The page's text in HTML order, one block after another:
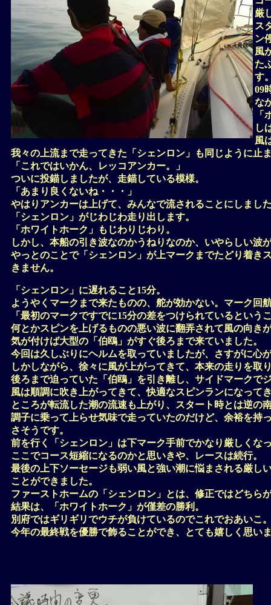
厳
ス
ン
風
た
す
09
な
「
し
風
我々の上流まで走ってきた「シェンロン」も同じように止
「これではいかん、レッコアンカー。」
ついに投錨しましたが、走錨している模様。
「あまり良くないね・・・」
やはりアンカーは上げて、みんなで流されることにしまし
「シェンロン」がじわじわ走り出します。
「ホワイトホーク」もじわりじわり。
しかし、本船の引き波なのかうねりなのか、いやらしい
やっとのことで「シェンロン」が上マークまでたどり着き
きません。
「シェンロン」に遅れること15分。
ようやくマークまで来たものの、舵が効かない。マーク回
「最初のマークですでに15分の差をつけられているという
何とかスピンを上げるものの悪い波に翻弄されて風の向き
気が付けば大型の「伯鴎」がすぐ後ろまで来ていました。
今回は久しぶりにヘルムを取っていましたが、さすがに心
しかしながら、徐々に風が上がってきて、本来の走りを取
後ろまで迫っていた「伯鴎」を引き離し、サイドマークで
風は順調に吹き上がってきて、快適なスピンランになって
ところが転流した潮の流速も上がり、スタート時とは逆の
調子に乗って上らせ気味で走っていたのだけど、余裕を持
さそうです。
前を行く「シェンロン」は下マーク手前でかなり厳しくな
ここでコース短縮になるのかと思いきや、レースは続行。
最後の上下ソーセージも弱い風と強い潮に悩まされる厳し
ことができました。
ファーストホームの「シェンロン」とは、修正ではどちら
結果は、「ホワイトホーク」が僅差の勝利。
別府ではギリギリでウチが負けているのでこれでおあいこ
今年の最終戦を優勝で飾ることができ、とても嬉しく思い